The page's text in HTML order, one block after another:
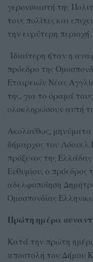
γερουσιαστή της
τους πολίτες και
την ευρύτερη περιοχή.
Ιδιαίτερη ήταν η
πρόεδρο της
Εταιρειών Νέας
της, για το όραμά
ολοκληρώσουν αυτή
Ακολούθως,
δήμαρχος του Λόουελ
πρόξενος της
Ευθυμίου, ο πρόεδρος
αδελφοποίηση
Ομοσπονδίας
Πρώτη ημέρα
Κατά την πρώτη
αποστολή του Δήμου